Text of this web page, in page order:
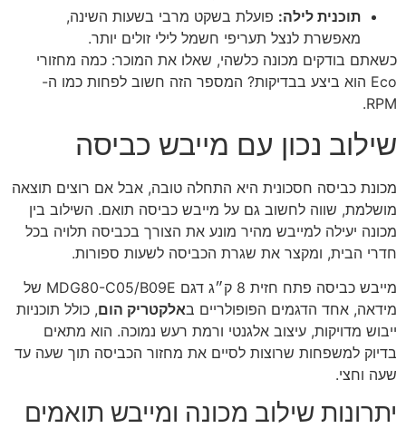
תוכנית לילה: פועלת בשקט מרבי בשעות השינה,
מאפשרת לנצל תעריפי חשמל לילי זולים יותר.
כשאתם בודקים מכונה כלשהי, שאלו את המוכר: כמה מחזורי
Eco הוא ביצע בבדיקות? המספר הזה חשוב לפחות כמו ה-
RPM.
שילוב נכון עם מייבש כביסה
מכונת כביסה חסכונית היא התחלה טובה, אבל אם רוצים תוצאה
מושלמת, שווה לחשוב גם על מייבש כביסה תואם. השילוב בין
מכונה יעילה למייבש מהיר מונע את הצורך בכביסה תלויה בכל
חדרי הבית, ומקצר את שגרת הכביסה לשעות ספורות.
מייבש כביסה פתח חזית 8 ק״ג דגם MDG80-C05/B09E של
מידאה, אחד הדגמים הפופולריים באלקטריק הום, כולל תוכניות
ייבוש מדויקות, עיצוב אלגנטי ורמת רעש נמוכה. הוא מתאים
בדיוק למשפחות שרוצות לסיים את מחזור הכביסה תוך שעה עד
שעה וחצי.
יתרונות שילוב מכונה ומייבש תואמים